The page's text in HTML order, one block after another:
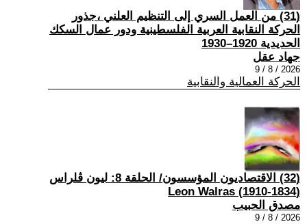
(31) من العمل السري إلى التنظيم العلني ،جذور
الحركة النقابية العربية الفلسطينية ودور عمال السكك
الحديدية 1920–1930
جهاد عقل
2026 / 8 / 9
الحركة العمالية والنقابية
(32) الاقتصاديون المؤسسون/ الحلقة 8: ليون ڤلراس
(1834-1910) Leon Walras
مصدق الحبيب
2026 / 8 / 9